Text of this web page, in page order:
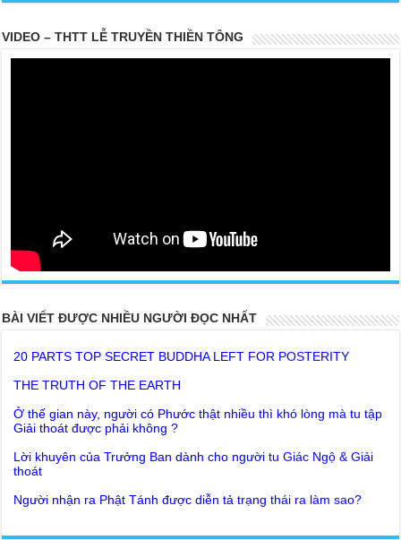
VIDEO – THTT LỄ TRUYỀN THIỀN TÔNG
BÀI VIẾT ĐƯỢC NHIỀU NGƯỜI ĐỌC NHẤT
20 PARTS TOP SECRET BUDDHA LEFT FOR POSTERITY
Giải thoát được phải không ?
Lời khuyên của Trưởng Ban dành cho người tu Giác Ngộ & Giải
thoát
Người nhận ra Phật Tánh được diễn tả trạng thái ra làm sao?
Giải đáp Thiền tông P19 - Ma Vương là ai? Cha để đức cho con?
Khoa học bế tắc về tìm nguồn gốc sự sống con người. Thầy